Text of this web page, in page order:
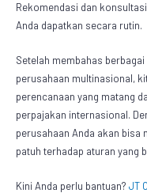
Rekomendasi dan
Anda dapatkan secara rutin.
Setelah membahas
perusahaan multinasional,
perencanaan yang matang
perpajakan internasional.
perusahaan Anda akan bisa
patuh terhadap aturan yang
Kini Anda perlu bantuan?JT